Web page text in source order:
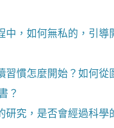
中，如何無私的，引導
習慣怎麼開始？如何從
？
研究，是否會經過科學